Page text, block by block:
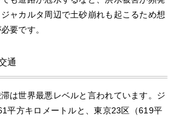
ャカルタ周辺で土砂崩れも起こるため想
要です。
通
は世界最悪レベルと言われています。ジ
平方キロメートルと、東京23区（619平